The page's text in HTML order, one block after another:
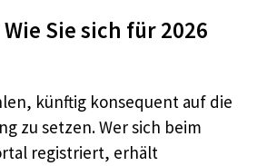
Sie sich für 2026
künftig konsequent auf die
zu setzen. Wer sich beim
registriert, erhält